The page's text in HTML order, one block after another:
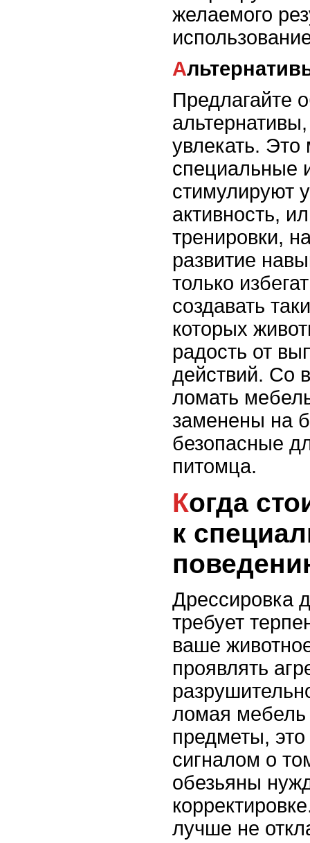
желаемого
Предлагайте
увлекать. Это
специальные
стимулируют
активность,
тренировки,
развитие
только
создавать
которых
радость от
действий. Со
ломать
заменены на
безопасные
питомца.
Когда стоит обратиться
к
Дрессировка
требует
ваше
проявлять
ломая мебель
предметы,
сигналом о
обезьяны
лучше не